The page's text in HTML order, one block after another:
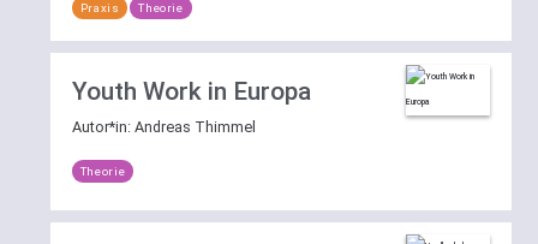
Praxis Theorie
Youth Work in Europa
Autor*in: Andreas Thimmel
Theorie